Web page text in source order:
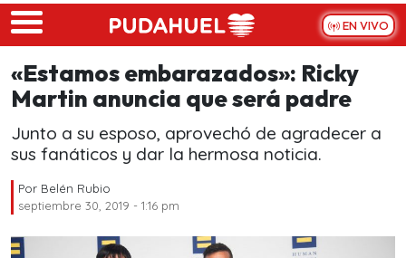
Skip to main content
EN VIVO
«Estamos embarazados»: Ricky
Martin anuncia que será padre
Junto a su esposo, aprovechó de agradecer a
sus fanáticos y dar la hermosa noticia.
Por Belén Rubio
septiembre 30, 2019 - 1:16 pm